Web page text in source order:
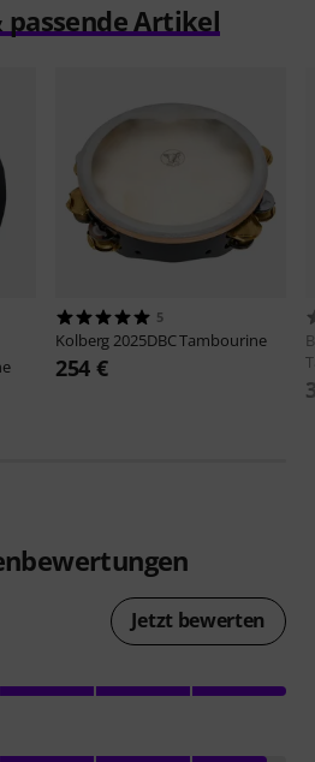
passende Artikel
5
Kolberg 2025DBC Tambourine
254 €
Jetzt bewerten